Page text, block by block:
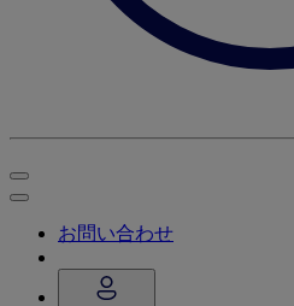
お問い合わせ